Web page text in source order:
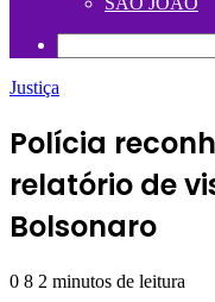
Justiça
Polícia
relatório de
Bolsonaro
0 8 2 minutos de leitura